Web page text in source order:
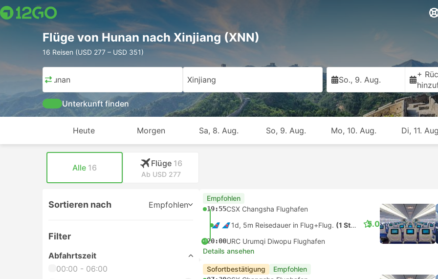
Flüge von Hunan nach Xinjiang (XNN)
16 Reisen (USD 277 – USD 351)
Hunan Xinjiang So., 9. Aug.
+
Unterkunft finden
Heute Morgen Sa, 8. Aug. So, 9. Aug. Mo, 10. Aug. Di, 11.
Alle 16 Flüge 16
Ab USD 277
Sortieren nach Empfohlen
Filter
Abfahrtszeit
00:00 - 06:00
Empfohlen
19:55CSX Changsha Flughafen
1d, 5m Reisedauer in Flug+Flug. (1 Stop)
+120:00URC Urumqi Diwopu Flughafen
5.0
Details ansehen
Sofortbestätigung Empfohlen